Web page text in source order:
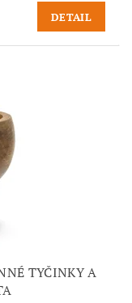
DETAIL
TYČINKY A